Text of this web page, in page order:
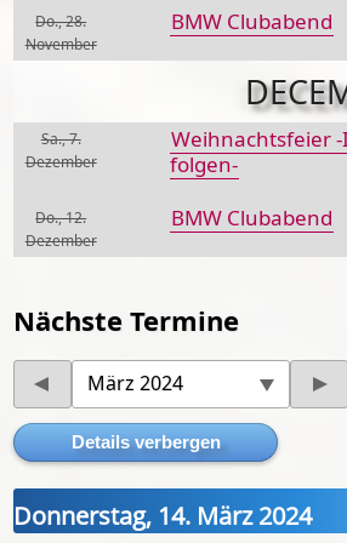
Do., 28.
November
BMW Clubabend
Sa., 7.
Dezember
Weihnachtsfeier
folgen-
Do., 12.
Dezember
BMW Clubabend
Nächste Termine
März 2024
Details verbergen
Donnerstag, 14. März 2024